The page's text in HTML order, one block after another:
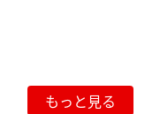
もっと見る